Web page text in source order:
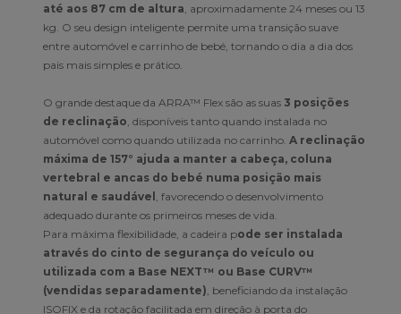
até aos 87 cm de altura , aproximadamente 24 meses ou 13
kg. O seu design inteligente permite uma transição suave
entre automóvel e carrinho de bebé, tornando o dia a dia dos
pais mais simples e prático.
O grande destaque da ARRA™ Flex são as suas 3 posições
de reclinação , disponíveis tanto quando instalada no
automóvel como quando utilizada no carrinho. A reclinação
máxima de 157° ajuda a manter a cabeça, coluna
vertebral e ancas do bebé numa posição mais
natural e saudável
, favorecendo o desenvolvimento
adequado durante os primeiros meses de vida.
Para máxima flexibilidade, a cadeira pode ser instalada
através do cinto de segurança do veículo ou
utilizada com a Base NEXT™ ou Base CURV™
(vendidas separadamente) , beneficiando da instalação
ISOFIX e da rotação facilitada em direção à porta do